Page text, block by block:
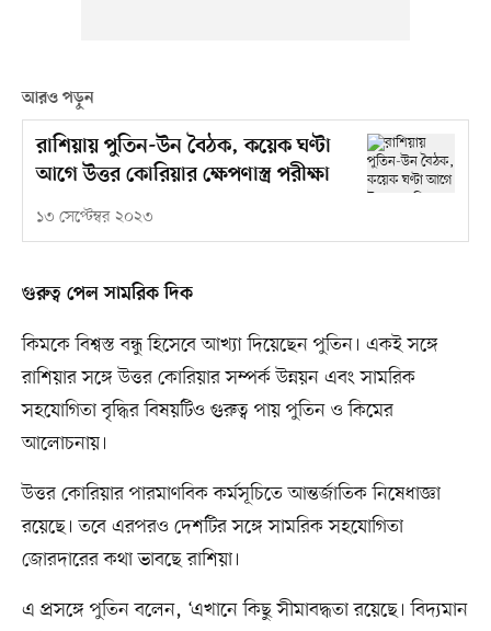
আরও পড়ুন
রাশিয়ায় পুতিন-উন বৈঠক, কয়েক ঘণ্টা
আগে উত্তর কোরিয়ার ক্ষেপণাস্ত্র পরীক্ষা
১৩ সেপ্টেম্বর ২০২৩
গুরুত্ব পেল সামরিক দিক
কিমকে বিশ্বস্ত বন্ধু হিসেবে আখ্যা দিয়েছেন পুতিন। একই সঙ্গে
রাশিয়ার সঙ্গে উত্তর কোরিয়ার সম্পর্ক উন্নয়ন এবং সামরিক
সহযোগিতা বৃদ্ধির বিষয়টিও গুরুত্ব পায় পুতিন ও কিমের
আলোচনায়।
উত্তর কোরিয়ার পারমাণবিক কর্মসূচিতে আন্তর্জাতিক নিষেধাজ্ঞা
রয়েছে। তবে এরপরও দেশটির সঙ্গে সামরিক সহযোগিতা
জোরদারের কথা ভাবছে রাশিয়া।
এ প্রসঙ্গে পুতিন বলেন, ‘এখানে কিছু সীমাবদ্ধতা রয়েছে। বিদ্যমান